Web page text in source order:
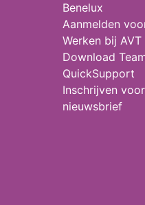
Benelux
Aanmelden
Werken bij AVT
Download
QuickSupport
Inschrijven
nieuwsbrief